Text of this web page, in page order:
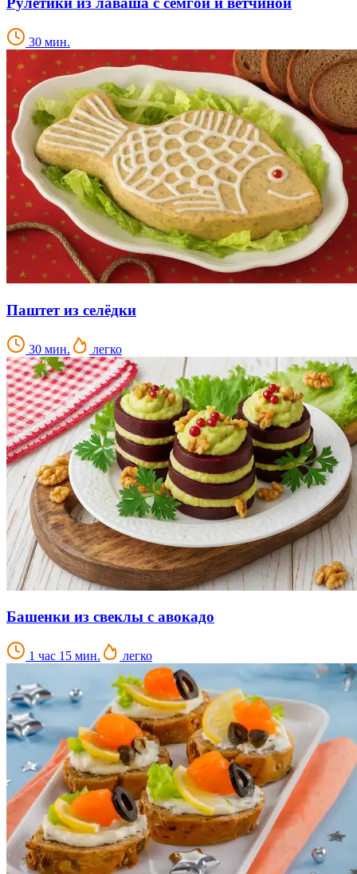
30 мин.
Паштет из селёдки
30 мин. легко
Башенки из свеклы с авокадо
1 час 15 мин. легко